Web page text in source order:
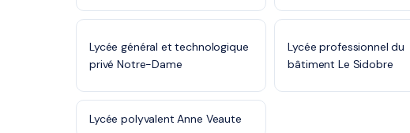
Lycée général et technologique
privé Notre-Dame
Lycée professionnel du
bâtiment Le Sidobre
Lycée polyvalent Anne Veaute